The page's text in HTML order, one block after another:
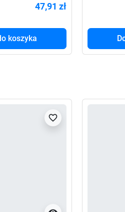
47,91 zł
koszyka
favorite_border